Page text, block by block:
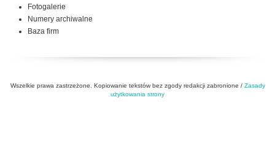
Fotogalerie
Numery archiwalne
Baza firm
Wszelkie prawa zastrzeżone. Kopiowanie tekstów bez zgody redakcji zabronione / Zasady
użytkowania strony